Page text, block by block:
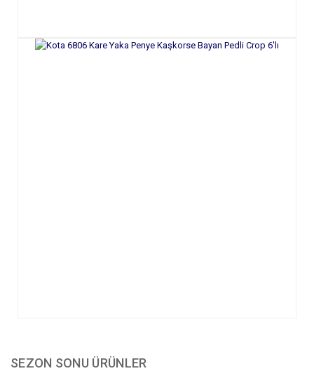
SEZON SONU ÜRÜNLER